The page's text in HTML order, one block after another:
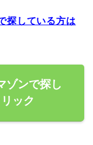
探している方は
ゾンで探し
ック